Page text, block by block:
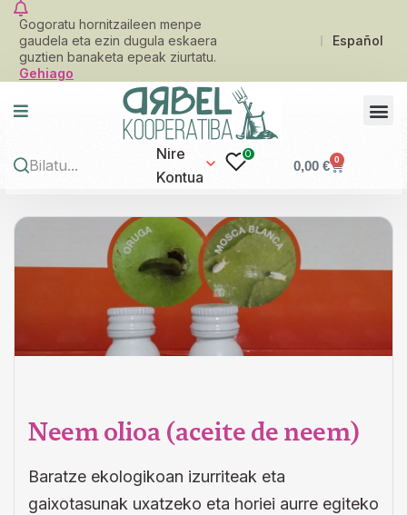
Gogoratu hornitzaileen menpe
gaudela eta ezin dugula eskaera
guztien banaketa epeak ziurtatu.
Gehiago
Español
Nire
Kontua
0
0,00€ 0
Neem olioa (aceite de neem)
Baratze ekologikoan izurriteak eta
gaixotasunak uxatzeko eta horiei aurre egiteko